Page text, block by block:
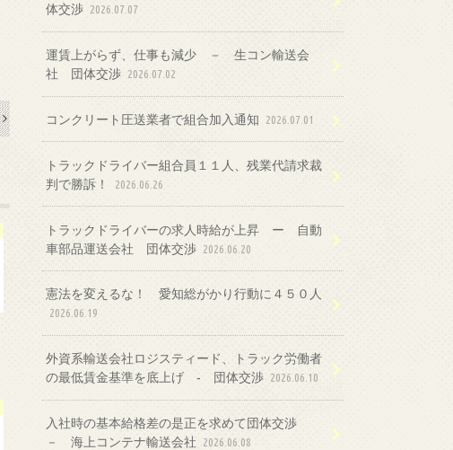
体交渉 2026.07.07
運賃上がらず、仕事も減少 － 生コン輸送会
社 団体交渉 2026.07.02
コンクリート圧送業者で組合加入通知 2026.07.01
トラックドライバー組合員１１人、残業代請求裁
判で勝訴！
2026.06.26
トラックドライバーの求人時給が上昇 ー 自動
車部品運送会社 団体交渉 2026.06.20
憲法を変えるな！ 愛知総がかり行動に４５０人
2026.06.19
外資系輸送会社ロジスティード、トラック労働者
の最低賃金基準を底上げ ‐ 団体交渉 2026.06.10
入社時の基本給格差の是正を求めて団体交渉
－ 海上コンテナ輸送会社
2026.06.08